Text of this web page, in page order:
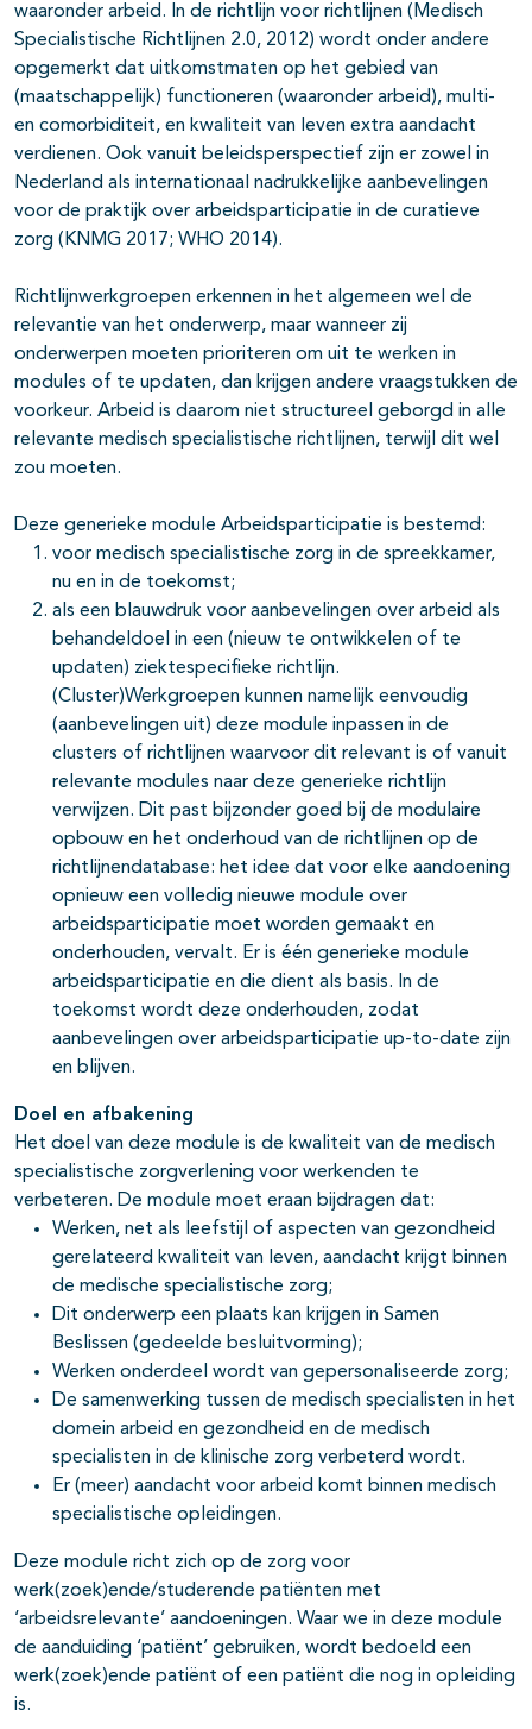
waaronder arbeid. In de richtlijn voor richtlijnen (Medisch
Specialistische Richtlijnen 2.0, 2012) wordt onder andere
opgemerkt dat uitkomstmaten op het gebied van
(maatschappelijk) functioneren (waaronder arbeid), multi-
en comorbiditeit, en kwaliteit van leven extra aandacht
verdienen. Ook vanuit beleidsperspectief zijn er zowel in
Nederland als internationaal nadrukkelijke aanbevelingen
voor de praktijk over arbeidsparticipatie in de curatieve
zorg (KNMG 2017; WHO 2014).
Richtlijnwerkgroepen erkennen in het algemeen wel de
relevantie van het onderwerp, maar wanneer zij
onderwerpen moeten prioriteren om uit te werken in
modules of te updaten, dan krijgen andere vraagstukken de
voorkeur. Arbeid is daarom niet structureel geborgd in alle
relevante medisch specialistische richtlijnen, terwijl dit wel
zou moeten.
Deze generieke module Arbeidsparticipatie is bestemd:
voor medisch specialistische zorg in de spreekkamer,
nu en in de toekomst;
als een blauwdruk voor aanbevelingen over arbeid als
behandeldoel in een (nieuw te ontwikkelen of te
updaten) ziektespecifieke richtlijn.
(Cluster)Werkgroepen kunnen namelijk eenvoudig
(aanbevelingen uit) deze module inpassen in de
clusters of richtlijnen waarvoor dit relevant is of vanuit
relevante modules naar deze generieke richtlijn
verwijzen. Dit past bijzonder goed bij de modulaire
opbouw en het onderhoud van de richtlijnen op de
richtlijnendatabase: het idee dat voor elke aandoening
opnieuw een volledig nieuwe module over
arbeidsparticipatie moet worden gemaakt en
onderhouden, vervalt. Er is één generieke module
arbeidsparticipatie en die dient als basis. In de
toekomst wordt deze onderhouden, zodat
aanbevelingen over arbeidsparticipatie up-to-date zijn
en blijven.
Doel en afbakening
Het doel van deze module is de kwaliteit van de medisch
specialistische zorgverlening voor werkenden te
verbeteren. De module moet eraan bijdragen dat:
Werken, net als leefstijl of aspecten van gezondheid
gerelateerd kwaliteit van leven, aandacht krijgt binnen
de medische specialistische zorg;
Dit onderwerp een plaats kan krijgen in Samen
Beslissen (gedeelde besluitvorming);
Werken onderdeel wordt van gepersonaliseerde zorg;
De samenwerking tussen de medisch specialisten in het
domein arbeid en gezondheid en de medisch
specialisten in de klinische zorg verbeterd wordt.
Er (meer) aandacht voor arbeid komt binnen medisch
specialistische opleidingen.
Deze module richt zich op de zorg voor
werk(zoek)ende/studerende patiënten met
‘arbeidsrelevante’ aandoeningen. Waar we in deze module
de aanduiding ‘patiënt’ gebruiken, wordt bedoeld een
werk(zoek)ende patiënt of een patiënt die nog in opleiding
is.